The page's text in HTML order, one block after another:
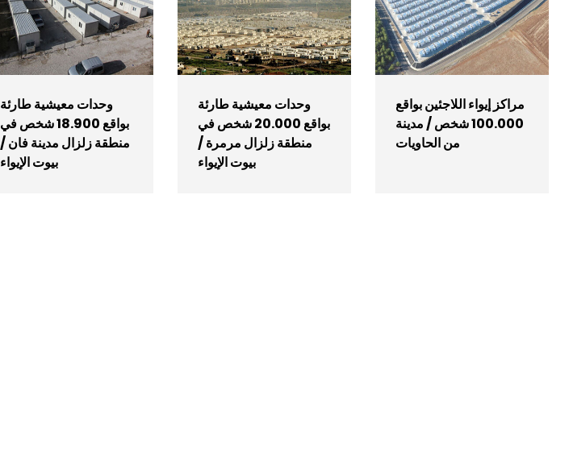
مراكز إيواء اللاجئين بواقع
100.000 شخص / مدينة
من الحاويات
وحدات معيشية طارئة
بواقع 20.000 شخص في
منطقة زلزال مرمرة /
بيوت الإيواء
وحدات معيشية طارئة
بواقع 18.900 شخص في
منطقة زلزال مدينة فان /
بيوت الإيواء